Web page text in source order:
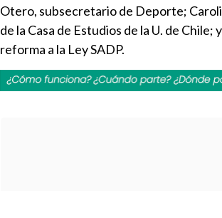
Otero, subsecretario de Deporte;
de la Casa de Estudios de la U. de
reforma a la Ley SADP.